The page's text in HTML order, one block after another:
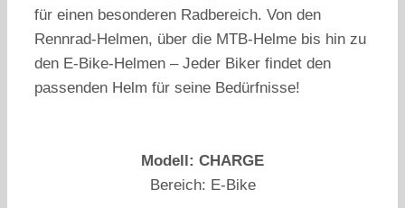
für einen besonderen Radbereich. Von den
Rennrad-Helmen, über die MTB-Helme bis hin zu
den E-Bike-Helmen – Jeder Biker findet den
passenden Helm für seine Bedürfnisse!
Modell: CHARGE
Bereich: E-Bike